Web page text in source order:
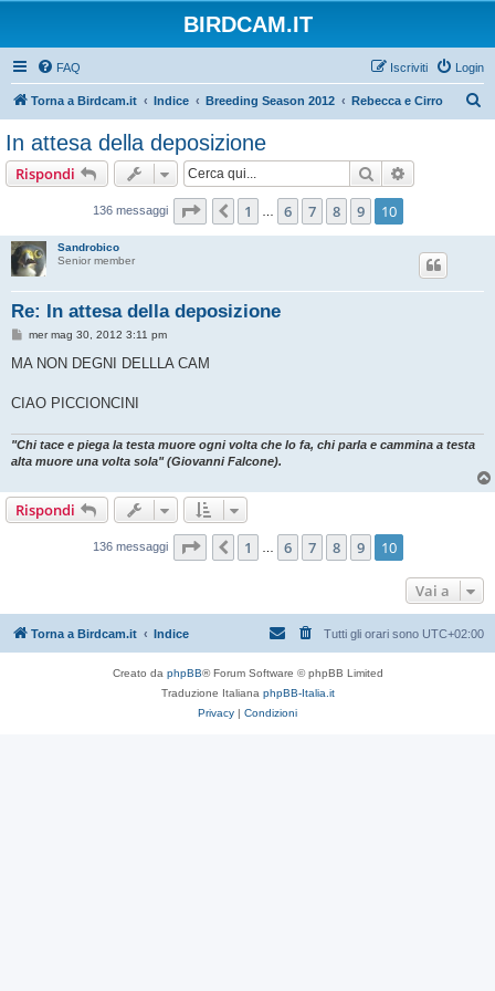
BIRDCAM.IT
FAQ Login
Iscriviti
Torna a Birdcam.it Indice Breeding Season 2012 Rebecca e Cirro
In attesa della deposizione
Rispondi Cerca
136 messaggi Pagina 10di10
Precedente
1 6 7 8 9 10
Sandrobico
Senior member
Re: In attesa della deposizione
M
s
g
o
mer mag 30, 2012 3:11 pm
MA NON DEGNI DELLLA CAM
CIAO PICCIONCINI
"Chi tace e piega la testa muore ogni volta che lo fa, chi parla e cammina a testa
alta muore una volta sola" (Giovanni Falcone).
Rispondi
136 messaggi Pagina 10di10
Precedente
1 6 7 8 9 10
Vai a
Torna a Birdcam.it Indice Tutti gli orari sono UTC+02:00
Creato da phpBB® Forum Software © phpBB Limited
Traduzione Italiana phpBB-Italia.it
Privacy | Condizioni